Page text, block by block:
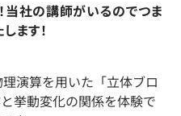
当社の講師がいるのでつま
ます！
演算を用いた「立体ブロ
挙動変化の関係を体験で